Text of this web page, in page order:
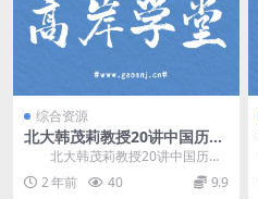
综合资源
北大韩茂莉教授20讲中国历史
地理课(重回历史现场) 百度网
盘分享
北大韩茂莉教授20讲中国历史
地理课，400+分钟，倾情呈现半生
研究之精华，以...
2 年前 40 9.9